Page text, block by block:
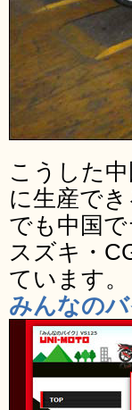
こうした
に生産で
でも中国
スズキ・
ています。
みんなの